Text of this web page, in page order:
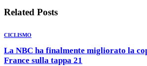
Related Posts
CICLISMO
La NBC ha finalmente migliorato la
France sulla tappa 21